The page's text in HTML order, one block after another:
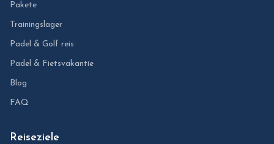
Pakete
Trainingslager
Padel & Golf reis
Padel & Fietsvakantie
Blog
FAQ
Reiseziele